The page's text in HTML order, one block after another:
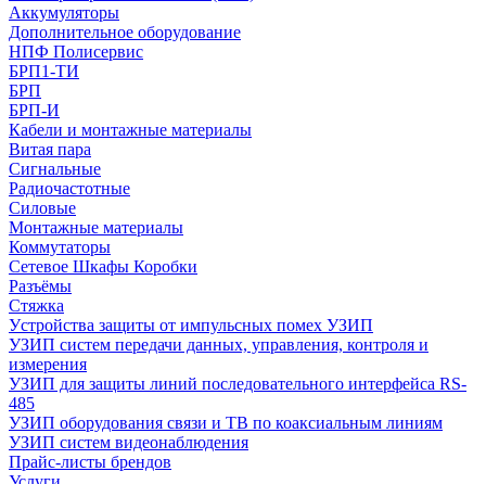
Аккумуляторы
Дополнительное оборудование
НПФ Полисервис
БРП1-ТИ
БРП
БРП-И
Кабели и монтажные материалы
Витая пара
Сигнальные
Радиочастотные
Силовые
Монтажные материалы
Коммутаторы
Сетевое Шкафы Коробки
Разъёмы
Стяжка
Уcтройства защиты от импульсных помех УЗИП
УЗИП систем передачи данных, управления, контроля и
измерения
УЗИП для защиты линий последовательного интерфейса RS-
485
УЗИП оборудования связи и ТВ по коаксиальным линиям
УЗИП систем видеонаблюдения
Прайс-листы брендов